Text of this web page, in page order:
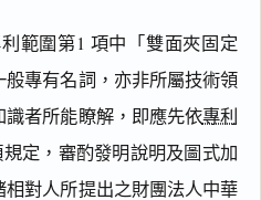
範圍第1 項中「雙面夾固定
般專有名詞，亦非所屬技術領
識者所能瞭解，即應先依專利
規定，審酌發明說明及圖式加
相對人所提出之財團法人中華